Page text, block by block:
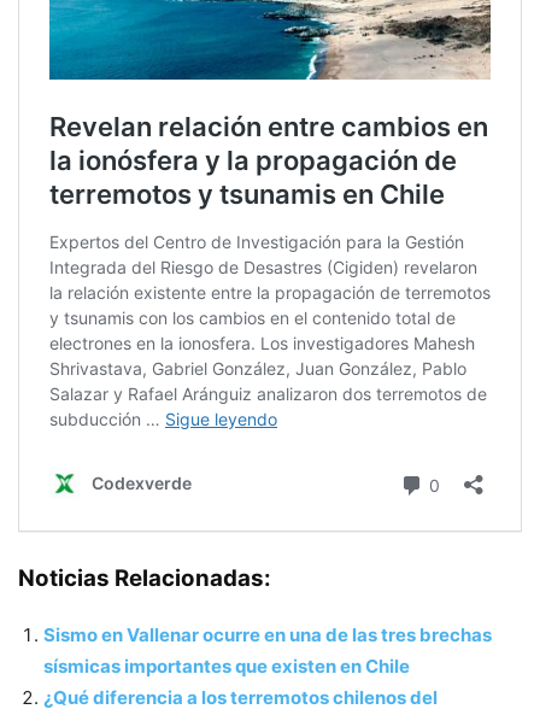
Noticias Relacionadas:
Sismo en Vallenar ocurre en una de las tres brechas
sísmicas importantes que existen en Chile
¿Qué diferencia a los terremotos chilenos del